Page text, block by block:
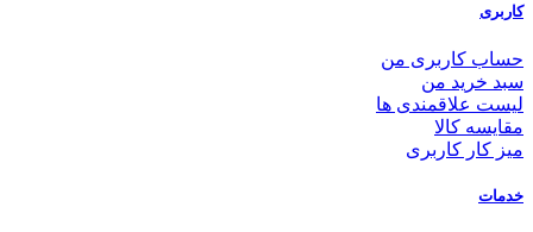
کاربری
حساب کاربری من
سبد خرید من
لیست علاقمندی ها
مقایسه کالا
میز کار کاربری
خدمات